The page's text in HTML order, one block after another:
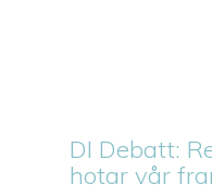
DI Debatt:
hotar vår